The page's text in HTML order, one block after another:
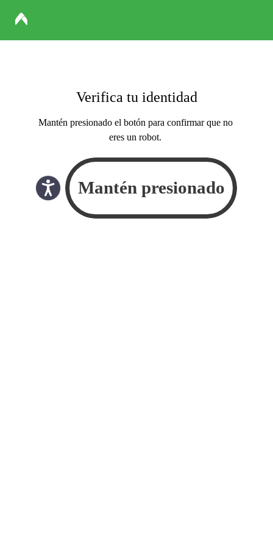
Verifica tu identidad
Mantén presionado el botón para confirmar que no
eres un robot.